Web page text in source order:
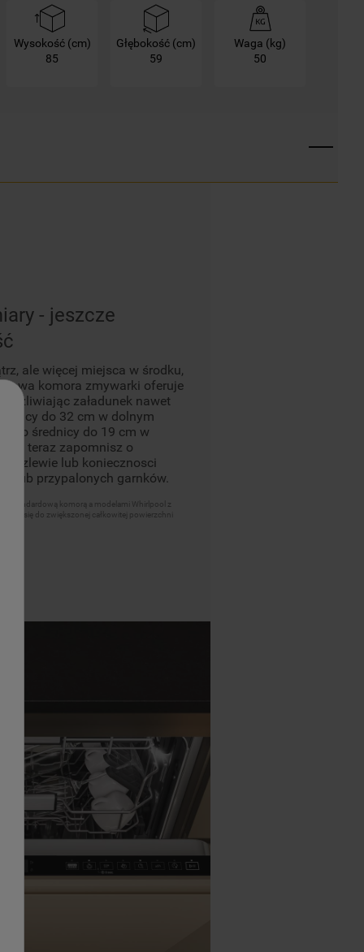
Wysokość (cm)
85
Głębokość (cm)
59
Waga (kg)
50
- jeszcze
ale więcej miejsca w środku,
komora zmywarki oferuje
załadunek nawet
do 32 cm w dolnym
o średnicy do 19 cm w
Od teraz zapomnisz o
w zlewie lub koniecznosci
lub przypalonych garnków.
standardową komorą a modelami Whirlpool z
się do zwiększonej całkowitej powierzchni